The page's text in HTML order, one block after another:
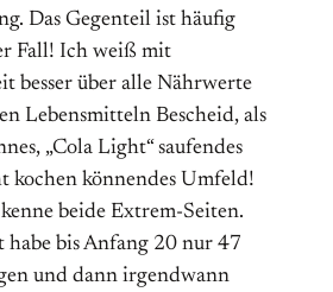
Das Gegenteil ist häufig
Fall! Ich weiß mit
besser über alle Nährwerte
Lebensmitteln Bescheid, als
„Cola Light“ saufendes
kochen könnendes Umfeld!
beide Extrem-Seiten.
habe bis Anfang 20 nur 47
und dann irgendwann